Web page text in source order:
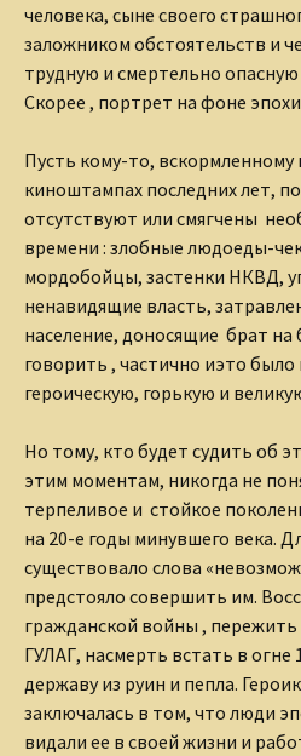
человека, сыне своего
заложником обстоятельств и
трудную и смертельно опасную
Скорее , портрет на фоне
Пусть кому-то, вскормленному
киноштампах последних лет,
отсутствуют или смягчены
времени : злобные людоеды-
мордобойцы, застенки НКВД,
ненавидящие власть,
население, доносящие брат на
говорить , частично иэто было
героическую, горькую и
Но тому, кто будет судить об
этим моментам, никогда не
терпеливое и стойкое
на 20-е годы минувшего века.
существовало слова
предстояло совершить им.
гражданской войны ,
ГУЛАГ, насмерть встать в огне
державу из руин и пепла.
заключалась в том, что люди
видали ее в своей жизни и